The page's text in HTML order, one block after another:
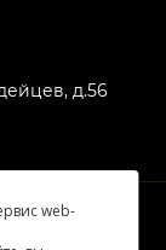
д.56
web-